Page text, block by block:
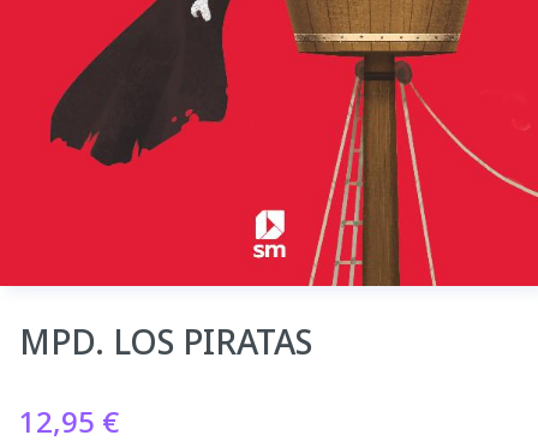
MPD. LOS PIRATAS
12,95 €